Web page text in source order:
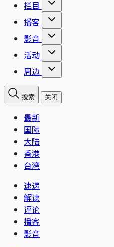
栏目
播客
影音
活动
周边
搜索 关闭
最新
国际
大陆
香港
台湾
速递
解读
评论
播客
影音